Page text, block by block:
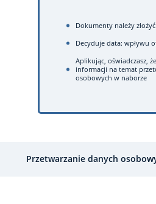
Dokumenty należy
Decyduje data: wpływu
Aplikując, oświadczasz,
informacji na temat
osobowych w naborze
Przetwarzanie danych